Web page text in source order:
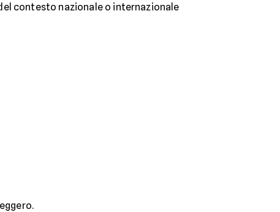
contesto nazionale o internazionale